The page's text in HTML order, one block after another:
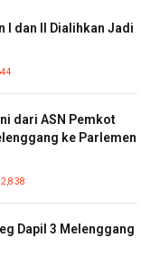
I dan II Dialihkan Jadi
dari ASN Pemkot
ke Parlemen
2,838
Dapil 3 Melenggang